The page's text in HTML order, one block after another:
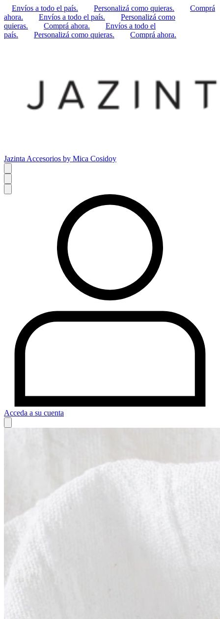
Envíos a todo el país. Personalizá como quieras.
Comprá
ahora.
Envíos a todo el país.
Personalizá como
quieras.
Comprá ahora.
Envíos a todo el
país.
Personalizá como quieras. Comprá ahora.
Jazinta Accesorios by Mica Cosidoy
Acceda a su cuenta